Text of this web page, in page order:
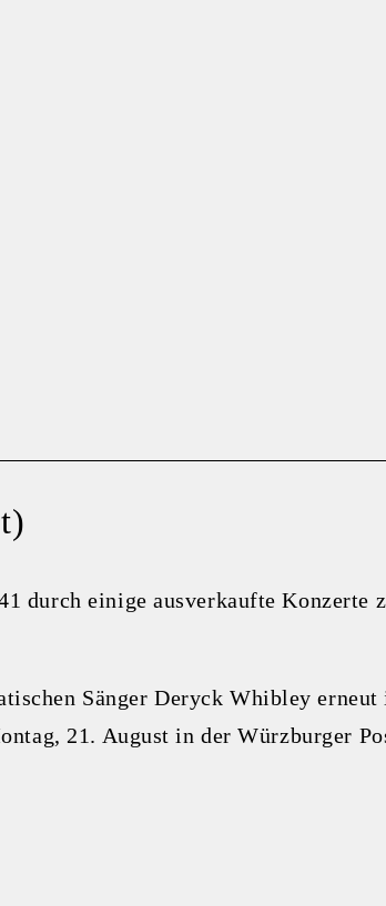
durch einige ausverkaufte Konzerte
Sänger Deryck Whibley erneut
21. August in der Würzburger